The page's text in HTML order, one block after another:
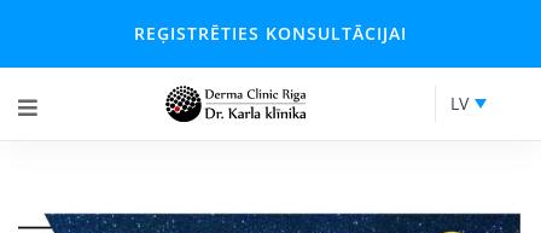
REĢISTRĒTIES KONSULTĀCIJAI
LV